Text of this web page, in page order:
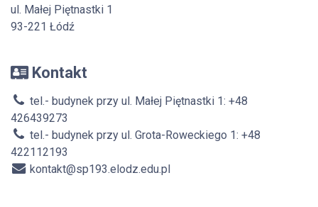
ul. Małej Piętnastki 1
93-221 Łódź
Kontakt
tel.- budynek przy ul. Małej Piętnastki 1: +48
426439273
tel.- budynek przy ul. Grota-Roweckiego 1: +48
422112193
kontakt@sp193.elodz.edu.pl